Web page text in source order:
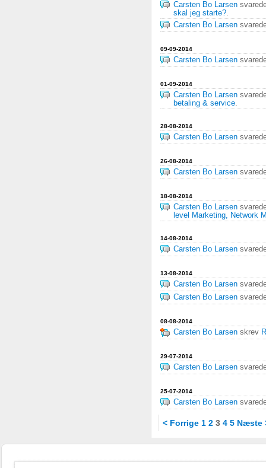
Carsten Bo Larsen
skal jeg starte?.
Carsten Bo Larsen
09-09-2014
Carsten Bo Larsen
01-09-2014
Carsten Bo Larsen
betaling & service.
28-08-2014
Carsten Bo Larsen
26-08-2014
Carsten Bo Larsen
18-08-2014
Carsten Bo Larsen
level Marketing, Network
14-08-2014
Carsten Bo Larsen
13-08-2014
Carsten Bo Larsen
Carsten Bo Larsen
08-08-2014
Carsten Bo Larsen skrev
29-07-2014
Carsten Bo Larsen
25-07-2014
Carsten Bo Larsen
< Forrige 1 2 3 4 5 Næste